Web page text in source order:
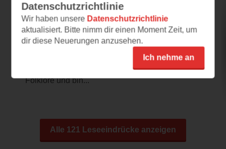
Monstrologica
28.07.2026 – 23:00
Wunderbares Buch!
Mythen und mystische Wesen sind ein
unglaublich faszinierendes Thema. Ich liebe
Folklore und bin...
Alle 121 Leseeindrücke anzeigen
Datenschutzrichtlinie
Wir haben unsere Datenschutzrichtlinie
aktualisiert. Bitte nimm dir einen Moment Zeit, um
dir diese Neuerungen anzusehen.
Ich nehme an